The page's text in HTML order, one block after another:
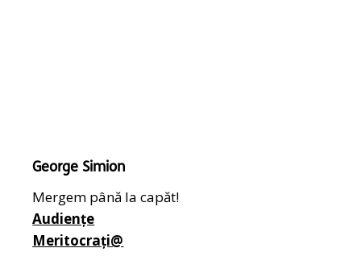
George Simion
Mergem până la capăt!
Audiențe
Meritocrați@